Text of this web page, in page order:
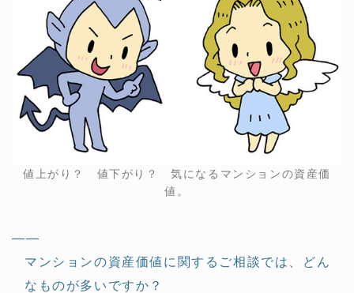
値上がり？ 値下がり？ 気になるマンションの資産価
値。
——
マンションの資産価値に関するご相談では、どん
なものが多いですか？